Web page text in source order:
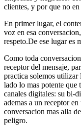
clientes, y por que no
En primer lugar, el
voz en esa
respeto.De ese lugar es
Como toda
receptor del mensaje,
practica solemos utilizar
lado lo mas potente que
canales digitales: su bi-
ademas a un receptor
conversacion mas alla
peligro.